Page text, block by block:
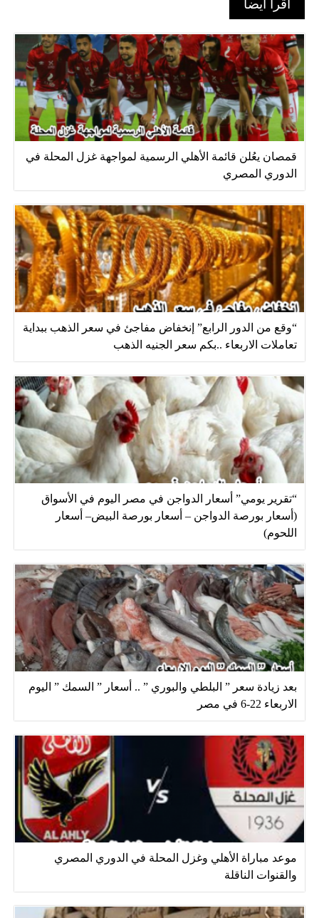
اقرأ أيضا
قمصان يعُلن قائمة الأهلي الرسمية لمواجهة غزل المحلة في
الدوري المصري
“وقع من الدور الرابع” إنخفاض مفاجئ في سعر الذهب ببداية
تعاملات الاربعاء ..بكم سعر الجنيه الذهب
“تقرير يومي” أسعار الدواجن في مصر اليوم في الأسواق
(أسعار بورصة الدواجن – أسعار بورصة البيض– أسعار
اللحوم)
بعد زيادة سعر ” البلطي والبوري ” .. أسعار ” السمك ” اليوم
الاربعاء 22-6 في مصر
موعد مباراة الأهلي وغزل المحلة في الدوري المصري
والقنوات الناقلة